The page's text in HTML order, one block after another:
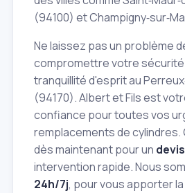
(94100) et
Ne laissez pas un problème
compromettre votre
tranquillité d'esprit au
(94170). Albert et Fils est
confiance pour toutes vos
remplacements de cylindres.
dès maintenant pour un
intervention rapide. Nous
24h/7j, pour vous apporter